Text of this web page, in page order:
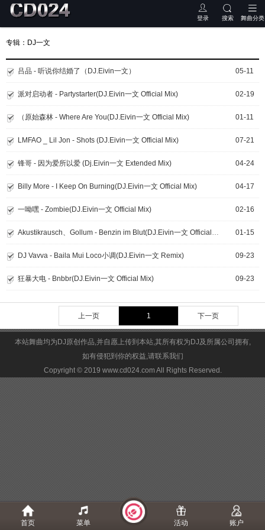
登录 搜索 舞曲分类
专辑：DJ一文
吕品 - 听说你结婚了（DJ.Eivin一文） 05-11
派对启动者 - Partystarter(DJ.Eivin一文 Official Mix) 02-19
（原始森林 - Where Are You(DJ.Eivin一文 Official Mix) 01-11
LMFAO _ Lil Jon - Shots (DJ.Eivin一文 Official Mix) 07-21
锋哥 - 因为爱所以爱 (Dj.Eivin一文 Extended Mix) 04-24
Billy More - I Keep On Burning(DJ.Eivin一文 Official Mix) 04-17
一呦嘿 - Zombie(DJ.Eivin一文 Official Mix) 02-16
Akustikrausch、Gollum - Benzin im Blut(DJ.Eivin一文 Official Mix) 01-15
DJ Vavva - Baila Mui Loco小调(DJ.Eivin一文 Remix) 09-23
狂暴大电 - Bnbbr(DJ.Eivin一文 Official Mix) 09-23
上一页 1 下一页
首页 菜单 活动 账户
本站舞曲均为DJ原创作品,并自愿上传到本站,其所有权为DJ及所属公司拥有,
如有侵犯到你的权益,请联系我们
Copyright © 2019 www.cd024.com All Rights Reserved.